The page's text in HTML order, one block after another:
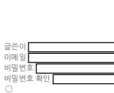
글쓴이
이메일
비밀번호
비밀번호 확인